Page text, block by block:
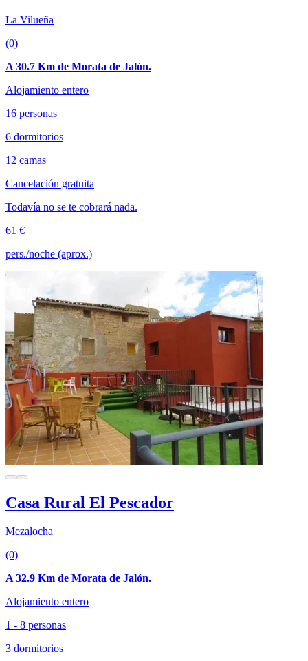
La Vilueña
(0)
A 30.7 Km de Morata de Jalón.
Alojamiento entero
16 personas
6 dormitorios
12 camas
Cancelación gratuita
Todavía no se te cobrará nada.
61 €
pers./noche (aprox.)
Casa Rural El Pescador
Mezalocha
(0)
A 32.9 Km de Morata de Jalón.
Alojamiento entero
1 - 8 personas
3 dormitorios